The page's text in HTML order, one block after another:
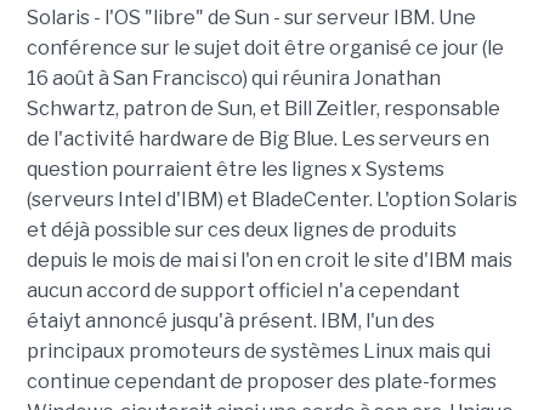
Solaris - l'OS "libre" de Sun - sur serveur IBM. Une
conférence sur le sujet doit être organisé ce jour (le
16 août à San Francisco) qui réunira Jonathan
Schwartz, patron de Sun, et Bill Zeitler, responsable
de l'activité hardware de Big Blue. Les serveurs en
question pourraient être les lignes x Systems
(serveurs Intel d'IBM) et BladeCenter. L'option Solaris
et déjà possible sur ces deux lignes de produits
depuis le mois de mai si l'on en croit le site d'IBM mais
aucun accord de support officiel n'a cependant
étaiyt annoncé jusqu'à présent. IBM, l'un des
principaux promoteurs de systèmes Linux mais qui
continue cependant de proposer des plate-formes